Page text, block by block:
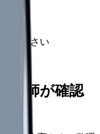
ください
護師が確認